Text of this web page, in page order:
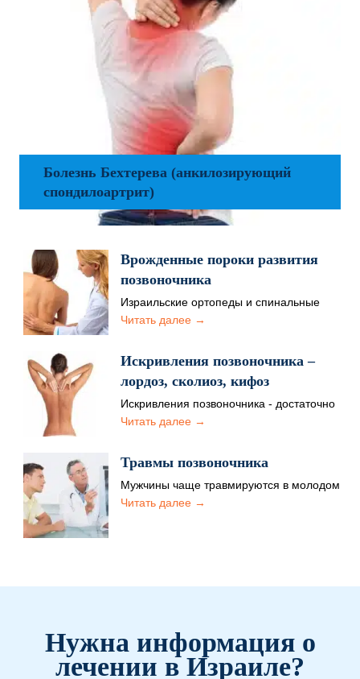
Болезнь Бехтерева (анкилозирующий
спондилоартрит)
Врожденные пороки развития
позвоночника
Израильские ортопеды и спинальные
хирурги по праву считаются ведущими
Читать далее →
Искривления позвоночника –
лордоз, сколиоз, кифоз
Искривления позвоночника - достаточно
распространенная проблема, которая
Читать далее →
Травмы позвоночника
Мужчины чаще травмируются в молодом
и среднем возрасте, для женщин
Читать далее →
Нужна информация о
лечении в Израиле?